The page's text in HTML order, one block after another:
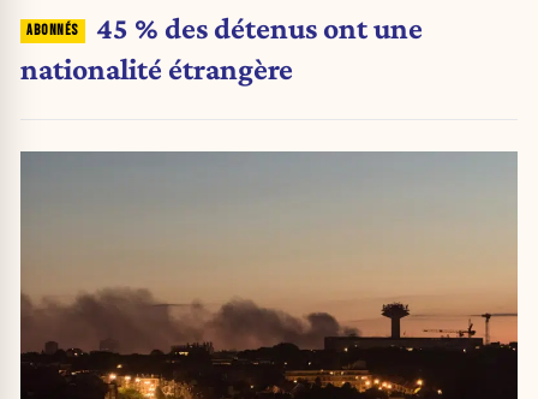
45 % des détenus ont une
nationalité étrangère